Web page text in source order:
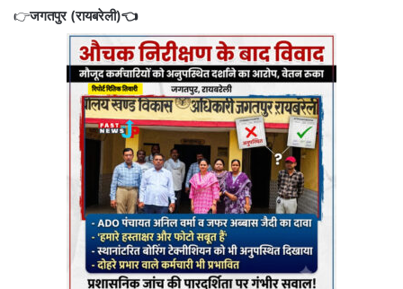
​👉जगतपुर (रायबरेली)👈